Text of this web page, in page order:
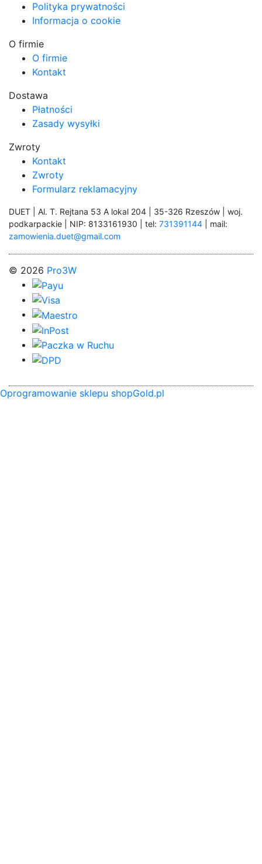
Polityka prywatności
Informacja o cookie
O firmie
O firmie
Kontakt
Dostawa
Płatności
Zasady wysyłki
Zwroty
Kontakt
Zwroty
Formularz reklamacyjny
DUET | Al. T. Rejtana 53 A lokal 204 | 35-326 Rzeszów | woj.
podkarpackie | NIP: 8133161930 | tel: 731391144 | mail:
zamowienia.duet@gmail.com
© 2026 Pro3W
Oprogramowanie sklepu shopGold.pl